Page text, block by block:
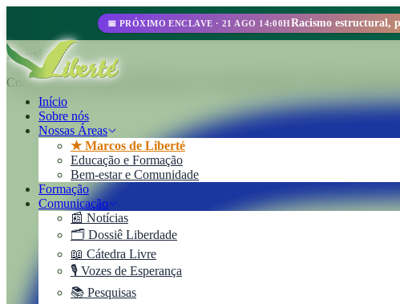
📅 PRÓXIMO ENCLAVE · 21 AGO 14:00H
Início
Sobre nós
Nossas Áreas
★ Marcos de Liberté
Educação e Formação
Bem-estar e Comunidade
Formação
Comunicação
📰 Notícias
🗂️ Dossiê Liberdade
📖 Cátedra Livre
🎙️ Vozes de Esperança
📚 Pesquisas
Liberté
Cooperativa de Trabajo Liberté Ltda. Um empreendimento 100%